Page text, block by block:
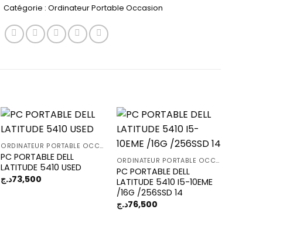
Catégorie :Ordinateur Portable Occasion
Add to
wishlist
ORDINATEUR PORTABLE OCCASION
PC PORTABLE DELL
LATITUDE 5410 USED
73,500د.ج
Add to
wishlist
ORDINATEUR PORTABLE OCCASION
PC PORTABLE DELL
LATITUDE 5410 I5-10EME
/16G /256SSD 14
76,500د.ج